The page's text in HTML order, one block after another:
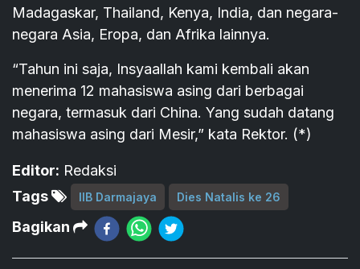
Madagaskar, Thailand, Kenya, India, dan negara-
negara Asia, Eropa, dan Afrika lainnya.
“Tahun ini saja, Insyaallah kami kembali akan
menerima 12 mahasiswa asing dari berbagai
negara, termasuk dari China. Yang sudah datang
mahasiswa asing dari Mesir,” kata Rektor. (*)
Editor: Redaksi
Tags
IIB Darmajaya Dies Natalis ke 26
Bagikan